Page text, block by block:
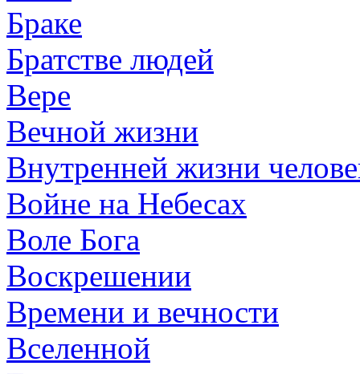
Браке
Братстве людей
Вере
Вечной жизни
Внутренней жизни
Войне на Небесах
Воле Бога
Воскрешении
Времени и вечности
Вселенной